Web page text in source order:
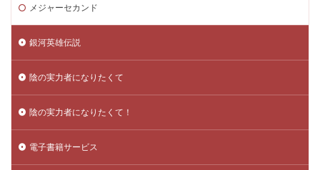
メジャーセカンド
銀河英雄伝説
陰の実力者になりたくて
陰の実力者になりたくて！
電子書籍サービス